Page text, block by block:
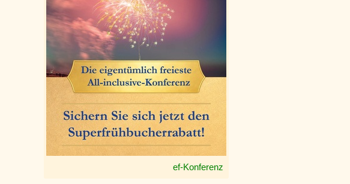
ef-Konferenz